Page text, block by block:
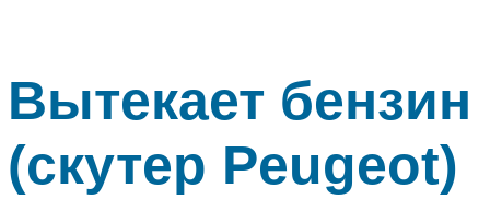
Вытекает
(скутер Peugeot)